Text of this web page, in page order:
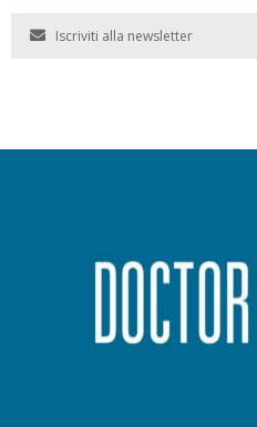
Iscriviti alla newsletter